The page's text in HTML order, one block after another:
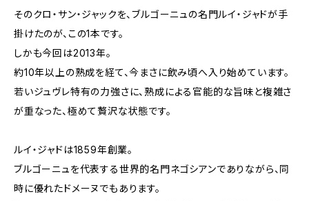
そのクロ・サン・ジャックを、ブルゴーニュの名門ルイ・ジャドが手
掛けたのが、この1本です。
しかも今回は2013年。
約10年以上の熟成を経て、今まさに飲み頃へ入り始めています。
若いジュヴレ特有の力強さに、熟成による官能的な旨味と複雑さ
が重なった、極めて贅沢な状態です。
ルイ・ジャドは1859年創業。
ブルゴーニュを代表する世界的名門ネゴシアンでありながら、同
時に優れたドメーヌでもあります。